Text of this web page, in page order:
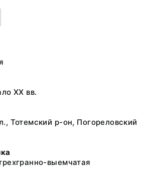
XX вв.
Тотемский р-он, Погореловский
выемчатая